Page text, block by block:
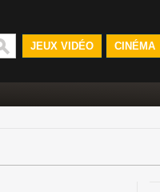
JEUX VIDÉO CINÉMA